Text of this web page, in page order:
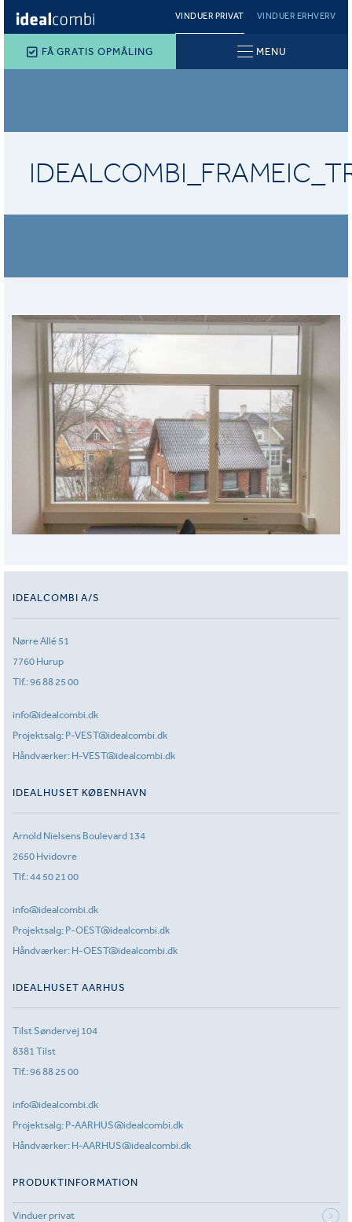
VINDUER PRIVAT VINDUER ERHVERV
FÅ GRATIS OPMÅLING MENU
IDEALCOMBI A/S
Nørre Allé 51
7760 Hurup
Tlf.:96 88 25 00
info@idealcombi.dk
Projektsalg: P-VEST@idealcombi.dk
Håndværker: H-VEST@idealcombi.dk
IDEALHUSET KØBENHAVN
Arnold Nielsens Boulevard 134
2650 Hvidovre
Tlf.:44 50 21 00
info@idealcombi.dk
Projektsalg: P-OEST@idealcombi.dk
Håndværker: H-OEST@idealcombi.dk
IDEALHUSET AARHUS
Tilst Søndervej 104
8381 Tilst
Tlf.:96 88 25 00
info@idealcombi.dk
Projektsalg: P-AARHUS@idealcombi.dk
Håndværker: H-AARHUS@idealcombi.dk
PRODUKTINFORMATION
Vinduer privat